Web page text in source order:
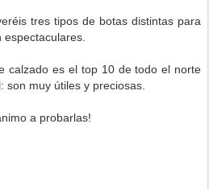
tres tipos de botas distintas para
calzado es el top 10 de todo el norte
son muy útiles y preciosas.
a probarlas!